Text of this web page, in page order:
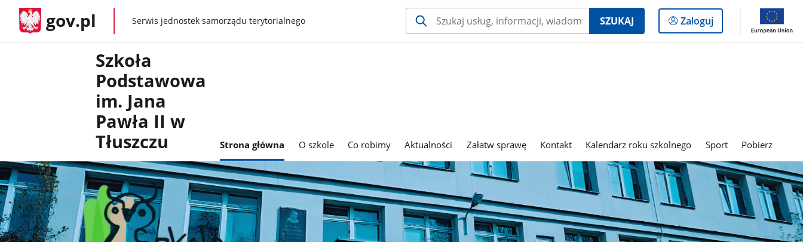
gov.pl gov.plSerwis jednostek samorządu terytorialnego SZUKAJ
Logowanie
do
Zaloguj
Szkoła
Podstawowa
im. Jana
Pawła II w
Tłuszczu
Strona główna O szkole Co robimy Aktualności Załatw sprawę Kontakt Kalendarz roku szkolnego Sport Pobierz